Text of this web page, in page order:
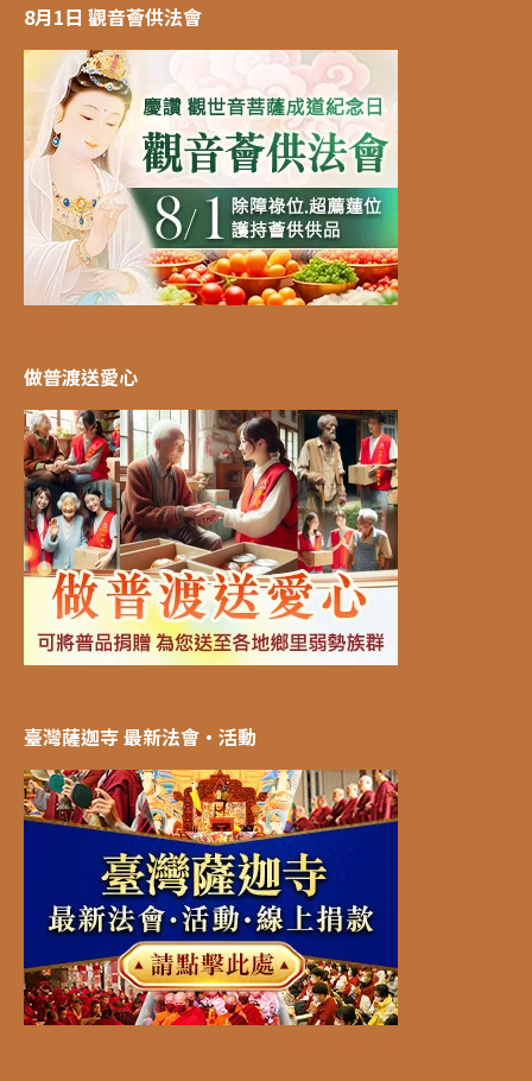
8月1日 觀音薈供法會
做普渡送愛心
臺灣薩迦寺 最新法會‧活動